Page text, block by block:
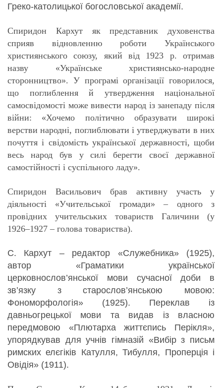
Греко-католицької богословської академії.
Спиридон Кархут як представник духовенства
сприяв відновленню роботи Українського
християнського союзу, який від 1923 р. отримав
назву «Українське християнсько-народне
сторонництво». У програмі організації говорилося,
що поглиблення й утвердження національної
самосвідомості може вивести народ із занепаду після
війни: «Хочемо політично образувати широкі
верстви народні, поглиблювати і утверджувати в них
почуття і свідомість української державності, щоби
весь народ був у силі берегти своєї державної
самостійності і суспільного ладу».
Спиридон Васильович брав активну участь у
діяльності «Учительської громади» – одного з
провідних учительських товариств Галичини (у
1926–1927 – голова товариства).
С. Кархут – редактор «Служебника» (1925),
автор «Граматики української
церковнослов’янської мови сучасної доби в
зв’язку з старослов’янською мовою:
Фономорфологія» (1925). Переклав із
давньогрецької мови та видав із власною
передмовою «Плютарха життєпись Перікля»,
упорядкував для учнів гімназій «Вибір з письм
римских елєгіків Катулля, Тибулля, Проперція і
Овідія» (1911).